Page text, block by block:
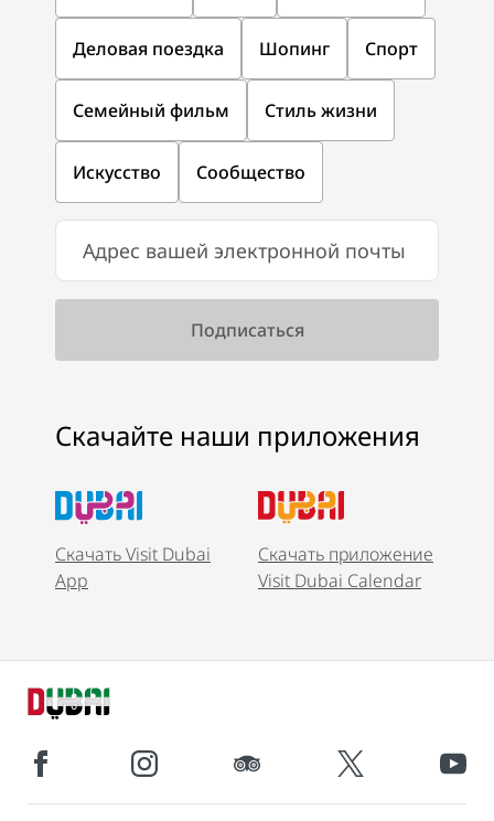
Деловая поездка Шопинг Спорт
Семейный фильм Стиль жизни
Искусство Сообщество
Скачайте наши приложения
Скачать Visit Dubai
App
Скачать приложение
Visit Dubai Calendar